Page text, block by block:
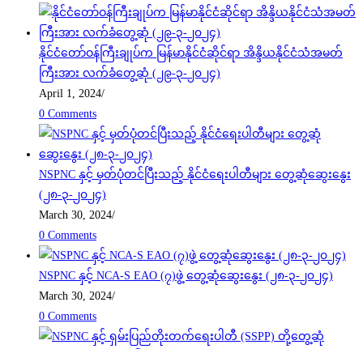
နိုင်ငံတော်ဝန်ကြီးချုပ်က မြန်မာနိုင်ငံဆိုင်ရာ အိန္ဒိယနိုင်ငံသံအမတ်
ကြီးအား လက်ခံတွေ့ဆုံ (၂၉-၃-၂၀၂၄)
April 1, 2024/
0 Comments
NSPNC နှင့် မှတ်ပုံတင်ပြီးသည့် နိုင်ငံရေးပါတီများ တွေ့ဆုံဆွေးနွေး
(၂၈-၃-၂၀၂၄)
March 30, 2024/
0 Comments
NSPNC နှင့် NCA-S EAO (၇)ဖွဲ့ တွေ့ဆုံဆွေးနွေး (၂၈-၃-၂၀၂၄)
March 30, 2024/
0 Comments